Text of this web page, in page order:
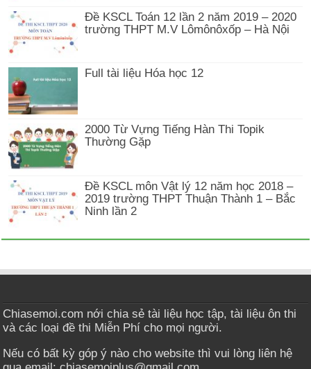
Đề KSCL Toán 12 lần 2 năm 2019 – 2020
trường THPT M.V Lômônôxốp – Hà Nội
Full tài liệu Hóa học 12
2000 Từ Vựng Tiếng Hàn Thi Topik
Thường Gặp
Đề KSCL môn Vật lý 12 năm học 2018 –
2019 trường THPT Thuận Thành 1 – Bắc
Ninh lần 2
Chiasemoi.com nới chia sẻ tài liệu học tập, tài liệu ôn thi
và các loại đề thi Miễn Phí cho mọi người.
Nếu có bất kỳ góp ý nào cho website thì vui lòng liên hệ